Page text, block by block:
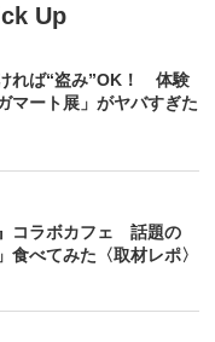
Up
れば“盗み”OK！ 体験
マート展」がヤバすぎた
』コラボカフェ 話題の
食べてみた〈取材レポ〉